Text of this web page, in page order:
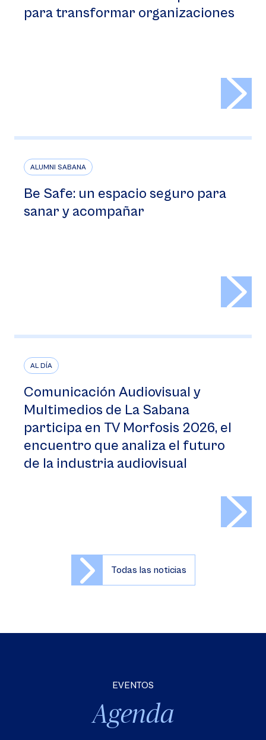
para transformar organizaciones
ALUMNI SABANA
Be Safe: un espacio seguro para
sanar y acompañar
AL DÍA
Comunicación Audiovisual y
Multimedios de La Sabana
participa en TV Morfosis 2026, el
encuentro que analiza el futuro
de la industria audiovisual
Todas las noticias
EVENTOS
Agenda